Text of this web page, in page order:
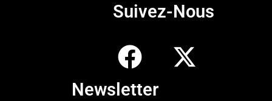
Suivez-Nous
Newsletter